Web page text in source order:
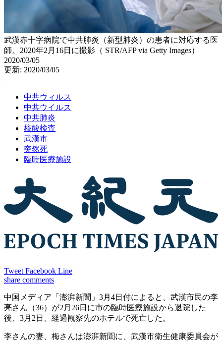
武漢赤十字病院で中共肺炎（新型肺炎）の患者に対応する医
師。2020年2月16日に撮影（ STR/AFP via Getty Images）
2020/03/05
更新: 2020/03/05
中共ウィルス
中共ウイルス
中共肺炎
核酸検査
武漢市
突然死
臨時医療施設
Tweet Facebook Line
share comments
中国メディア「澎湃新聞」3月4日付によると、武漢市民の李
亮さん（36）が2月26日に市の臨時医療施設から退院した
後、3月2日、経過観察先のホテルで死亡した。
李さんの妻、梅さんは澎湃新聞に、武漢市衛生健康委員会が